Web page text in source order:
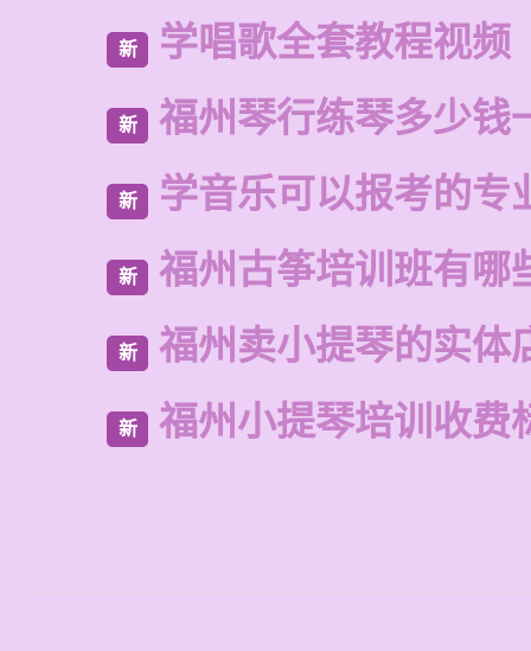
新 学唱歌全套教程视频
新 福州琴行练琴多少钱
新 学音乐可以报考的专
新 福州古筝培训班有哪
新 福州卖小提琴的实体
新 福州小提琴培训收费